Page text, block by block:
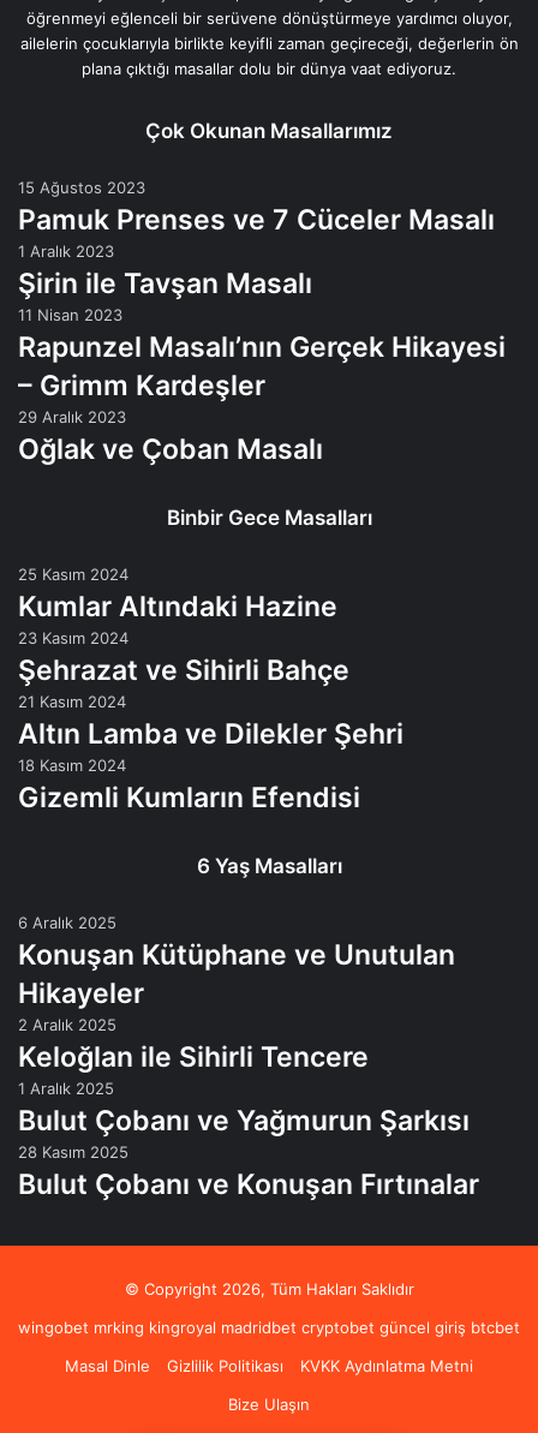
öğrenmeyi eğlenceli bir serüvene dönüştürmeye yardımcı oluyor,
ailelerin çocuklarıyla birlikte keyifli zaman geçireceği, değerlerin ön
plana çıktığı masallar dolu bir dünya vaat ediyoruz.
Çok Okunan Masallarımız
15 Ağustos 2023
Pamuk Prenses ve 7 Cüceler Masalı
1 Aralık 2023
Şirin ile Tavşan Masalı
11 Nisan 2023
Rapunzel Masalı’nın Gerçek Hikayesi
– Grimm Kardeşler
29 Aralık 2023
Oğlak ve Çoban Masalı
Binbir Gece Masalları
25 Kasım 2024
Kumlar Altındaki Hazine
23 Kasım 2024
Şehrazat ve Sihirli Bahçe
21 Kasım 2024
Altın Lamba ve Dilekler Şehri
18 Kasım 2024
Gizemli Kumların Efendisi
6 Yaş Masalları
6 Aralık 2025
Konuşan Kütüphane ve Unutulan
Hikayeler
2 Aralık 2025
Keloğlan ile Sihirli Tencere
1 Aralık 2025
Bulut Çobanı ve Yağmurun Şarkısı
28 Kasım 2025
Bulut Çobanı ve Konuşan Fırtınalar
© Copyright 2026, Tüm Hakları Saklıdır
wingobet mrking kingroyal madridbet cryptobet güncel giriş btcbet
Masal Dinle
Gizlilik Politikası
KVKK Aydınlatma Metni
Bize Ulaşın